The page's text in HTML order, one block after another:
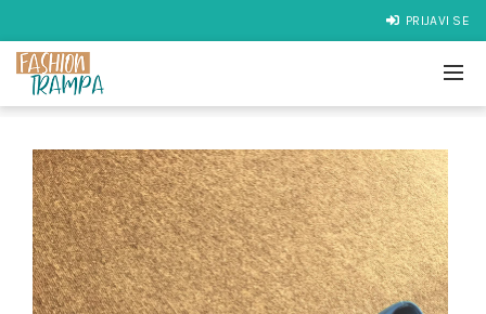
PRIJAVI SE